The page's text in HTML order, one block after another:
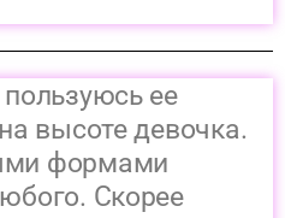
ее
высоте девочка.
формами
Скорее